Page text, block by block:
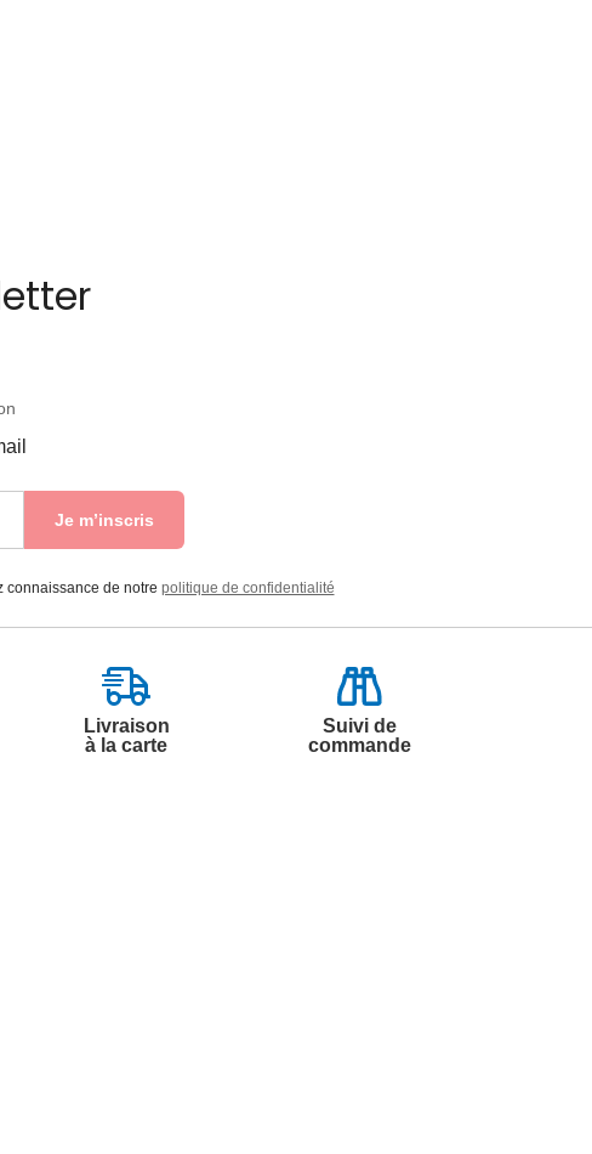
Je m’inscris
connaissance de notre politique de confidentialité
Livraison
à la carte
Suivi de
commande